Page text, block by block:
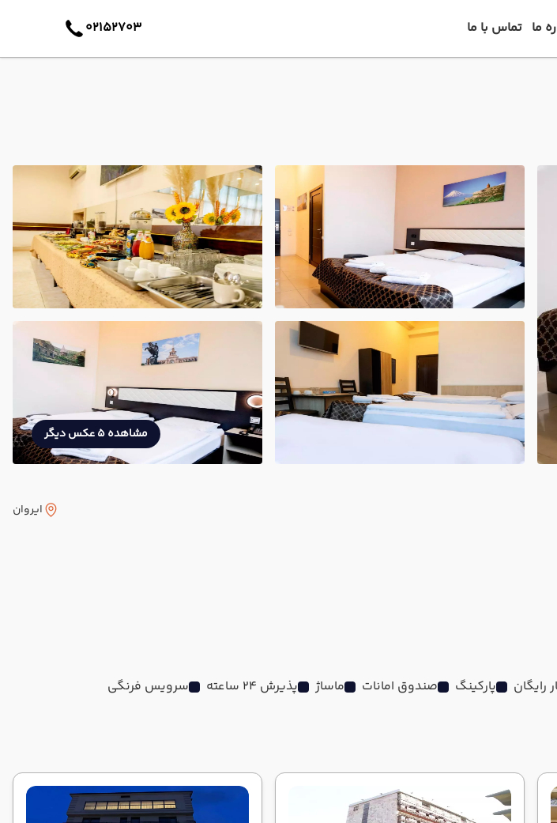
ما تماس با ما 02152703
مشاهده 5 عکس دیگر
ایروان
رایگان پارکینگ صندوق امانات ماساژ پذیرش 24 ساعته سرویس فرنگی